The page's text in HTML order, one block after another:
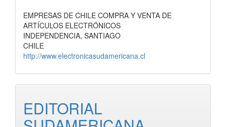
EMPRESAS DE CHILE COMPRA Y VENTA DE
ARTÍCULOS ELECTRÓNICOS
INDEPENDENCIA, SANTIAGO
CHILE
http://www.electronicasudamericana.cl
EDITORIAL